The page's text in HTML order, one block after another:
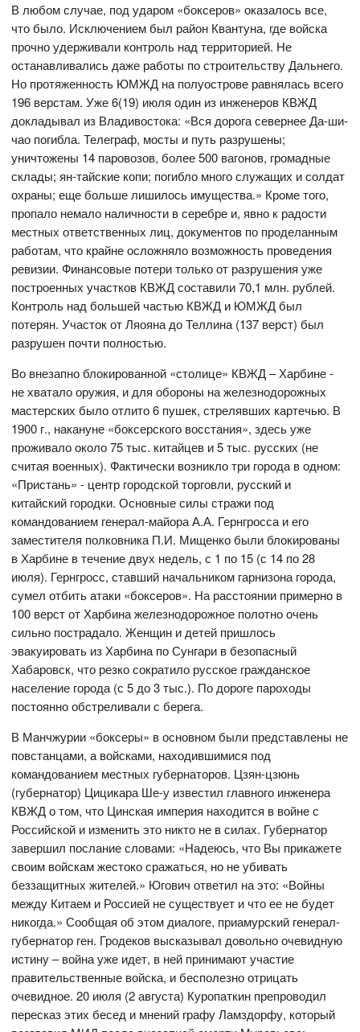
В любом случае, под ударом «боксеров» оказалось все,
что было. Исключением был район Квантуна, где войска
прочно удерживали контроль над территорией. Не
останавливались даже работы по строительству Дальнего.
Но протяженность ЮМЖД на полуострове равнялась всего
196 верстам. Уже 6(19) июля один из инженеров КВЖД
докладывал из Владивостока: «Вся дорога севернее Да-ши-
чао погибла. Телеграф, мосты и путь разрушены;
уничтожены 14 паровозов, более 500 вагонов, громадные
склады; ян-тайские копи; погибло много служащих и солдат
охраны; еще больше лишилось имущества.» Кроме того,
пропало немало наличности в серебре и, явно к радости
местных ответственных лиц, документов по проделанным
работам, что крайне осложняло возможность проведения
ревизии. Финансовые потери только от разрушения уже
построенных участков КВЖД составили 70,1 млн. рублей.
Контроль над большей частью КВЖД и ЮМЖД был
потерян. Участок от Ляояна до Теллина (137 верст) был
разрушен почти полностью.
Во внезапно блокированной «столице» КВЖД – Харбине -
не хватало оружия, и для обороны на железнодорожных
мастерских было отлито 6 пушек, стрелявших картечью. В
1900 г., накануне «боксерского восстания», здесь уже
проживало около 75 тыс. китайцев и 5 тыс. русских (не
считая военных). Фактически возникло три города в одном:
«Пристань» - центр городской торговли, русский и
китайский городки. Основные силы стражи под
командованием генерал-майора А.А. Гернгросса и его
заместителя полковника П.И. Мищенко были блокированы
в Харбине в течение двух недель, с 1 по 15 (с 14 по 28
июля). Гернгросс, ставший начальником гарнизона города,
сумел отбить атаки «боксеров». На расстоянии примерно в
100 верст от Харбина железнодорожное полотно очень
сильно пострадало. Женщин и детей пришлось
эвакуировать из Харбина по Сунгари в безопасный
Хабаровск, что резко сократило русское гражданское
население города (с 5 до 3 тыс.). По дороге пароходы
постоянно обстреливали с берега.
В Манчжурии «боксеры» в основном были представлены не
повстанцами, а войсками, находившимися под
командованием местных губернаторов. Цзян-цзюнь
(губернатор) Цицикара Ше-у известил главного инженера
КВЖД о том, что Цинская империя находится в войне с
Российской и изменить это никто не в силах. Губернатор
завершил послание словами: «Надеюсь, что Вы прикажете
своим войскам жестоко сражаться, но не убивать
беззащитных жителей.» Югович ответил на это: «Войны
между Китаем и Россией не существует и что ее не будет
никогда.» Сообщая об этом диалоге, приамурский генерал-
губернатор ген. Гродеков высказывал довольно очевидную
истину – война уже идет, в ней принимают участие
правительственные войска, и бесполезно отрицать
очевидное. 20 июля (2 августа) Куропаткин препроводил
пересказ этих бесед и мнений графу Ламздорфу, который